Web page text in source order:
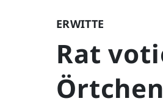
ERWITTE
Rat
Örtchen